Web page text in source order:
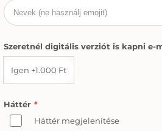
Szeretnél digitális verziót is kapni e-
Igen +1.000 Ft
Háttér *
Háttér megjelenítése